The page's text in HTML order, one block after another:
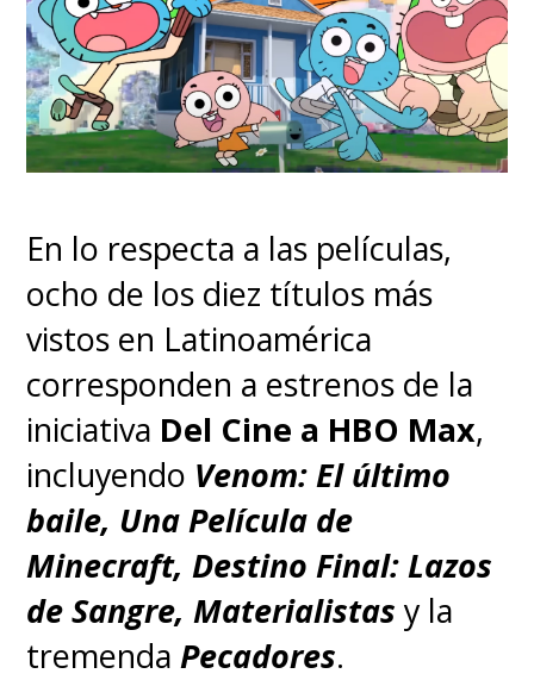
En lo respecta a las películas,
ocho de los diez títulos más
vistos en Latinoamérica
corresponden a estrenos de la
iniciativa Del Cine a HBO Max,
incluyendo Venom: El último
baile, Una Película de
Minecraft, Destino Final: Lazos
de Sangre, Materialistas y la
tremendaPecadores.